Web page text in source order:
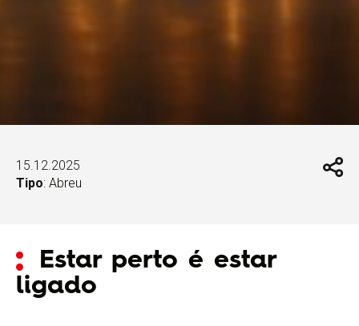
15.12.2025
Tipo: Abreu
Estar perto é estar
ligado